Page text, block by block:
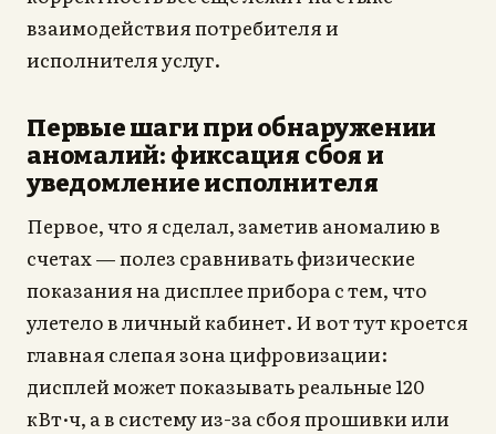
взаимодействия потребителя и
исполнителя услуг.
Первые шаги при обнаружении
аномалий: фиксация сбоя и
уведомление исполнителя
Первое, что я сделал, заметив аномалию в
счетах — полез сравнивать физические
показания на дисплее прибора с тем, что
улетело в личный кабинет. И вот тут кроется
главная слепая зона цифровизации:
дисплей может показывать реальные 120
кВт·ч, а в систему из-за сбоя прошивки или